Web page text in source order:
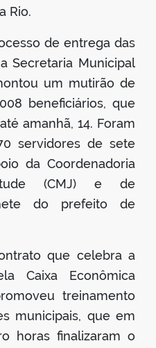
Rio.
de entrega das
Secretaria Municipal
um mutirão de
beneficiários, que
amanhã, 14. Foram
servidores de sete
da Coordenadoria
(CMJ) e de
do prefeito de
que celebra a
Caixa Econômica
treinamento
municipais, que em
horas finalizaram o